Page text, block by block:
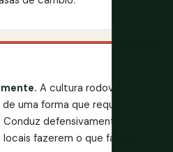
A cultura rodoviária
uma forma que requer
defensivamente e
fazerem o que fazem.